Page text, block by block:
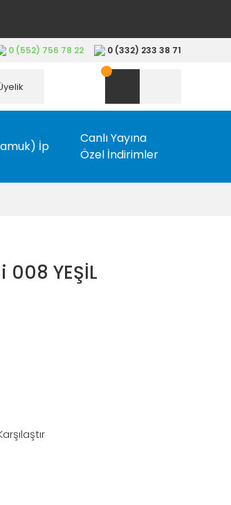
0 (552) 756 78 22 0 (332) 233 38 71
İp
Canlı Yayına
Özel İndirimler
YEŞİL